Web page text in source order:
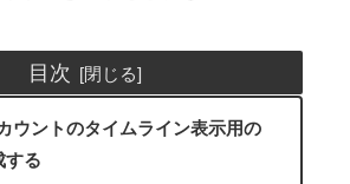
目次
ウントのタイムライン表示用の
する